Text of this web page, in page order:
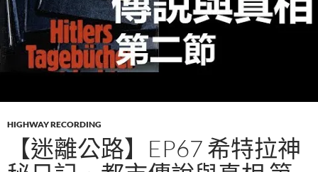
HIGHWAY RECORDING
【迷離公路】EP67 希特拉神